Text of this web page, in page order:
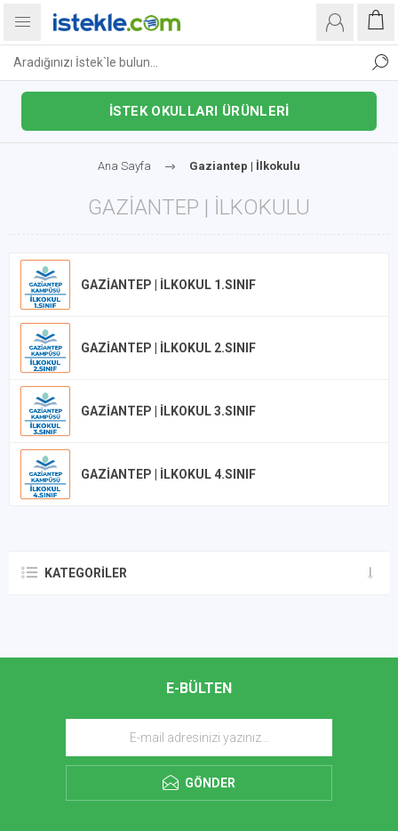
İSTEK OKULLARI ÜRÜNLERİ
Ana Sayfa Gaziantep | İlkokulu
GAZIANTEP | İLKOKULU
GAZIANTEP | İLKOKUL 1.SINIF
GAZIANTEP | İLKOKUL 2.SINIF
GAZIANTEP | İLKOKUL 3.SINIF
GAZIANTEP | İLKOKUL 4.SINIF
KATEGORILER
E-BÜLTEN
GÖNDER